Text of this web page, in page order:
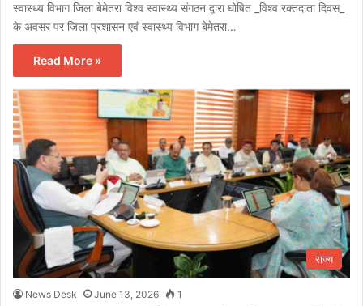
स्वास्थ्य विभाग जिला बेमेतरा विश्व स्वास्थ्य संगठन द्वारा घोषित _विश्व रक्तदाता दिवस_
के अवसर पर जिला प्रशासन एवं स्वास्थ्य विभाग बेमेतरा…
Read More »
राज्य
News Desk June 13, 2026 1